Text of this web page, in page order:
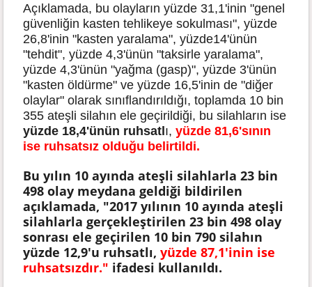
Açıklamada, bu olayların yüzde 31,1'inin "genel
güvenliğin kasten tehlikeye sokulması", yüzde
26,8'inin "kasten yaralama", yüzde14'ünün
"tehdit", yüzde 4,3'ünün "taksirle yaralama",
yüzde 4,3'ünün "yağma (gasp)", yüzde 3'ünün
"kasten öldürme" ve yüzde 16,5'inin de "diğer
olaylar" olarak sınıflandırıldığı, toplamda 10 bin
355 ateşli silahın ele geçirildiği, bu silahların ise
yüzde 18,4'ünün ruhsatlı,yüzde 81,6'sının
ise ruhsatsız olduğu belirtildi.
Bu yılın 10 ayında ateşli silahlarla 23 bin
498 olay meydana geldiği bildirilen
açıklamada, "2017 yılının 10 ayında ateşli
silahlarla gerçekleştirilen 23 bin 498 olay
sonrası ele geçirilen 10 bin 790 silahın
yüzde 12,9'u ruhsatlı,yüzde 87,1'inin ise
ruhsatsızdır." ifadesi kullanıldı.